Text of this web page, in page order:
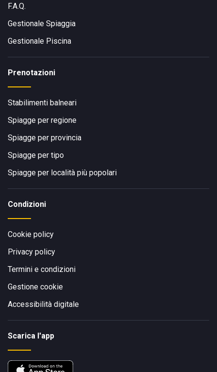
F.A.Q.
Gestionale Spiaggia
Gestionale Piscina
Prenotazioni
Stabilimenti balneari
Spiagge per regione
Spiagge per provincia
Spiagge per tipo
Spiagge per località più popolari
Condizioni
Cookie policy
Privacy policy
Termini e condizioni
Gestione cookie
Accessibilità digitale
Scarica l'app